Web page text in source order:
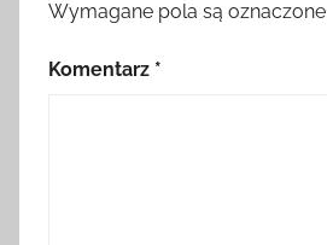
Wymagane pola są oznaczone
Komentarz *